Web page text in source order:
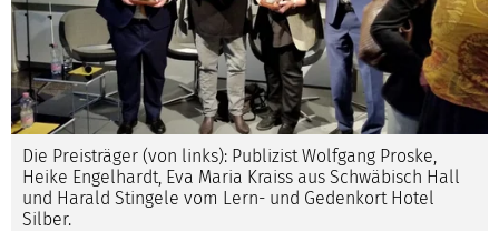
Die Preisträger (von links): Publizist Wolfgang Proske,
Heike Engelhardt, Eva Maria Kraiss aus Schwäbisch Hall
und Harald Stingele vom Lern- und Gedenkort Hotel
Silber.